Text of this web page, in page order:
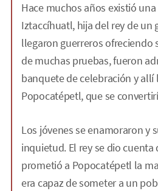
Hace muchos años existió
Iztaccíhuatl, hija del rey de un
llegaron guerreros ofreciendo
de muchas pruebas, fueron
banquete de celebración y allí
Popocatépetl, que se
Los jóvenes se enamoraron y
inquietud. El rey se dio cuenta
prometió a Popocatépetl la
era capaz de someter a un